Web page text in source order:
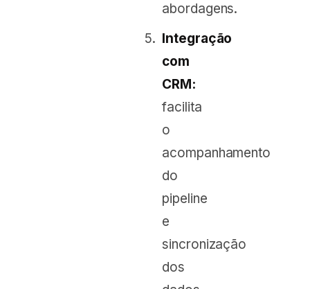
abordagens.
Integração
com
CRM:
facilita
o
acompanhamento
do
pipeline
e
sincronização
dos